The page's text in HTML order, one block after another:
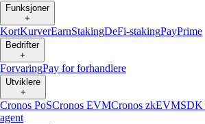
Funksjoner
+
KortKurverEarnStakingDeFi-stakingPayPrime
Bedrifter
+
ForvaringPay for forhandlere
Utviklere
+
Cronos PoSCronos EVMCronos zkEVMSDK
agent